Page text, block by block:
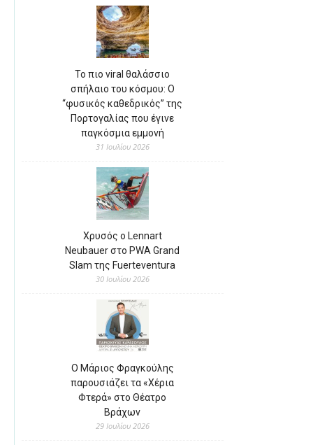
Το πιο viral θαλάσσιο
σπήλαιο του κόσμου: Ο
“φυσικός καθεδρικός” της
Πορτογαλίας που έγινε
παγκόσμια εμμονή
31 Ιουλίου 2026
Χρυσός ο Lennart
Neubauer στο PWA Grand
Slam της Fuerteventura
30 Ιουλίου 2026
Ο Μάριος Φραγκούλης
παρουσιάζει τα «Χέρια
Φτερά» στο Θέατρο
Βράχων
29 Ιουλίου 2026